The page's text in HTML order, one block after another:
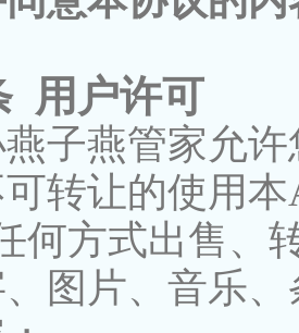
用户许可
子燕管家允
转让的使用
何方式出售、
图片、音乐